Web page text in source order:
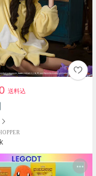
送料込